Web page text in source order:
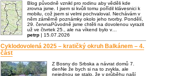
Blog původně vznikl pro rodinu aby věděli kde
zrovna jsme. I jsem si kvůli tomu pořídil klávesnici k
mobilu, což jsem si velmi pochvaloval. Nechávám v
něm záměrně poznámky okolo jeho tvorby. Pondělí,
29. červnaPůvodně jsme chtěli na dovolenou vyrazit
už ve čtvrtek 25., ale na víkend bylo v…
petrp | 15.07.2026
Cyklodovolená 2025 – kratičký okruh Balkánem – 4.
část
Z Bosny do Srbska a návrat domů 7.
denNe že bych si na to zvykla, ale
nejednou se stalo, že v průběhu naší